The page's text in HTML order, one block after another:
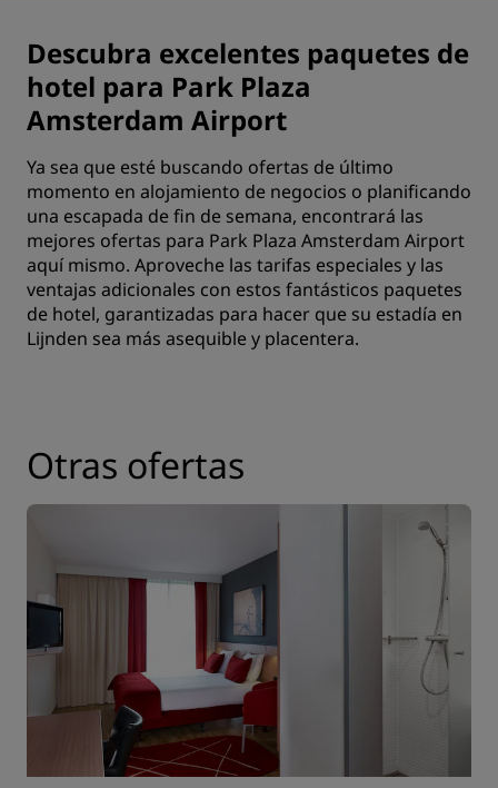
Descubra excelentes paquetes de
hotel para Park Plaza
Amsterdam Airport
Ya sea que esté buscando ofertas de último
momento en alojamiento de negocios o planificando
una escapada de fin de semana, encontrará las
mejores ofertas para Park Plaza Amsterdam Airport
aquí mismo. Aproveche las tarifas especiales y las
ventajas adicionales con estos fantásticos paquetes
de hotel, garantizadas para hacer que su estadía en
Lijnden sea más asequible y placentera.
Otras ofertas